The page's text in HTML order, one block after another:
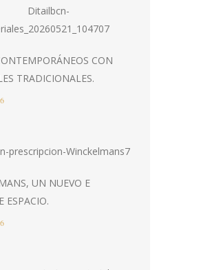
CON
TRADICIONALES.
UN NUEVO E
ESPACIO.